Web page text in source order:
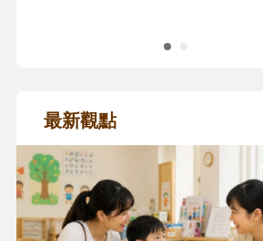
最新觀點